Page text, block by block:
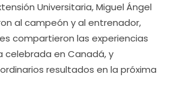
Universitaria, Miguel Ángel
al campeón y al entrenador,
compartieron las experiencias
celebrada en Canadá, y
resultados en la próxima